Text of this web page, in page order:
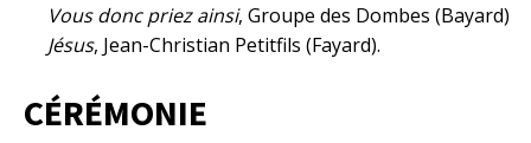
Vous donc priez ainsi, Groupe des Dombes (Bayard)
Jésus, Jean-Christian Petitfils (Fayard).
CÉRÉMONIE